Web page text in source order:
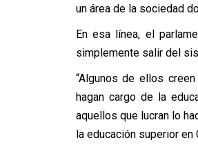
un área de la sociedad
En esa línea, el
simplemente salir del
“Algunos de ellos
hagan cargo de la
aquellos que lucran lo
la educación superior en